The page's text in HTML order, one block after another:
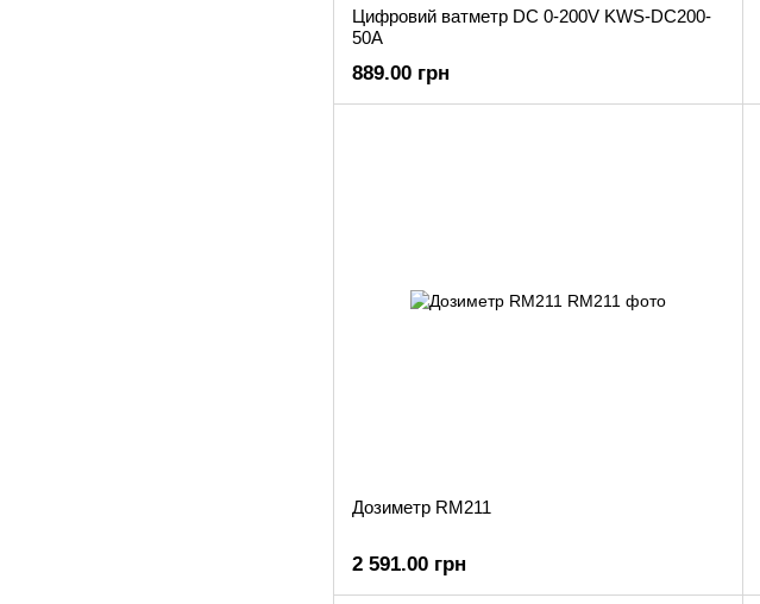
Цифровий ватметр DC 0-200V KWS-DC200-
50A
889.00 грн
Дозиметр RM211
2 591.00 грн